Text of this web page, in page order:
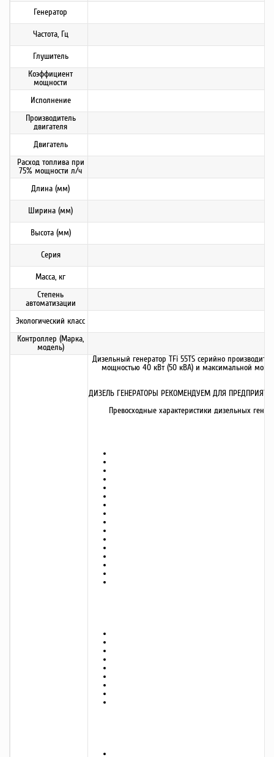
Генератор
Частота, Гц
Глушитель
Коэффициент
мощности
Исполнение
Производитель
двигателя
Двигатель
Расход топлива при
75% мощности л/ч
Длина (мм)
Ширина (мм)
Высота (мм)
Серия
Масса, кг
Степень
автоматизации
Экологический класс
Контроллер (Марка,
модель)
Дизельный генератор TFi 55TS серийно
мощностью 40 кВт (50 кВА) и максимальной
ДИЗЕЛЬ ГЕНЕРАТОРЫ РЕКОМЕНДУЕМ ДЛЯ
Превосходные характеристики дизельных